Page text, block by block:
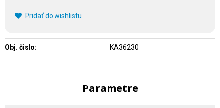
Pridať do wishlistu
Obj. čislo: KA36230
Parametre